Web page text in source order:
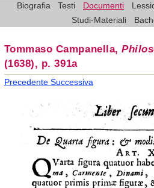
Biografia Testi Documenti
Studi-Materiali
Tommaso Campanella,
(1638), p. 391a
Precedente Successiva